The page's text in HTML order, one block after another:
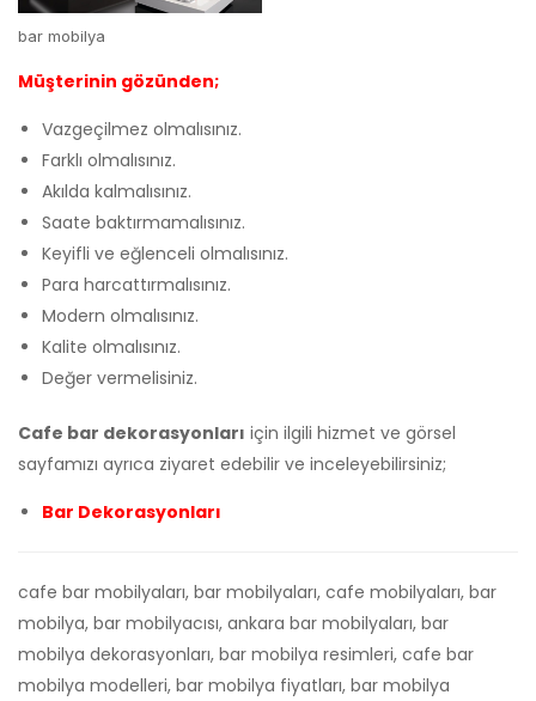
bar mobilya
Müşterinin gözünden;
Vazgeçilmez olmalısınız.
Farklı olmalısınız.
Akılda kalmalısınız.
Saate baktırmamalısınız.
Keyifli ve eğlenceli olmalısınız.
Para harcattırmalısınız.
Modern olmalısınız.
Kalite olmalısınız.
Değer vermelisiniz.
Cafe bar dekorasyonları için ilgili hizmet ve görsel
sayfamızı ayrıca ziyaret edebilir ve inceleyebilirsiniz;
Bar Dekorasyonları
cafe bar mobilyaları, bar mobilyaları, cafe mobilyaları, bar
mobilya, bar mobilyacısı, ankara bar mobilyaları, bar
mobilya dekorasyonları, bar mobilya resimleri, cafe bar
mobilya modelleri, bar mobilya fiyatları, bar mobilya